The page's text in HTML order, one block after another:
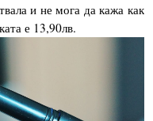
и не мога да кажа как
е 13,90лв.